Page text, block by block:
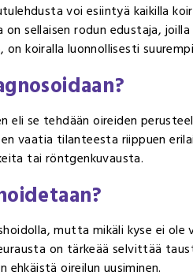
voi esiintyä kaikilla
sellaisen rodun edustaja,
koiralla luonnollisesti
eli se tehdään oireiden
vaatia tilanteesta riippuen
tai röntgenkuvausta.
mutta mikäli kyse ei ole
on tärkeää selvittää
ehkäistä oireilun uusiminen.